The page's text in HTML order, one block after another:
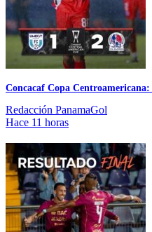
Concacaf Copa
Redacción PanamaGol
Hace 11 horas